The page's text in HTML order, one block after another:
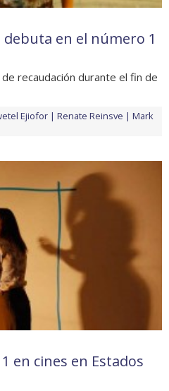
en el número 1
recaudación durante el fin de
Ejiofor Renate Reinsve
Mark
en cines en Estados